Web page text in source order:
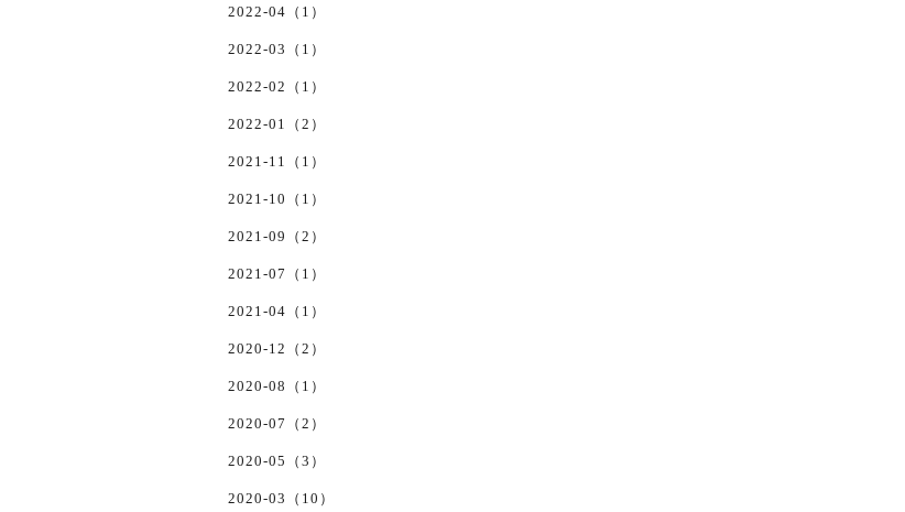
2022-04（1）
2022-03（1）
2022-02（1）
2022-01（2）
2021-11（1）
2021-10（1）
2021-09（2）
2021-07（1）
2021-04（1）
2020-12（2）
2020-08（1）
2020-07（2）
2020-05（3）
2020-03（10）